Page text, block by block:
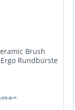
Brush
Rundbürste
€ *